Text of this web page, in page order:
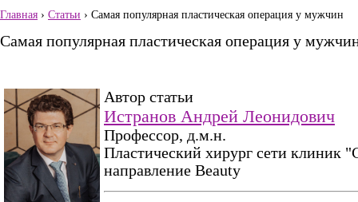
Главная › Статьи › Самая популярная пластическая операция у мужчин
Самая популярная пластическая операция у
Автор статьи
Истранов Андрей Леонидович
Профессор, д.м.н.
Пластический хирург сети клиник
направление Beauty